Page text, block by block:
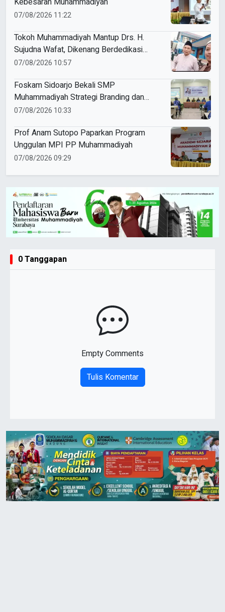
07/08/2026 11:22
Tokoh Muhammadiyah Mantup Drs. H.
Sujudna Wafat, Dikenang Berdedikasi
Kembangkan Dakwah dan Pendidikan
07/08/2026 10:57
Foskam Sidoarjo Bekali SMP
Muhammadiyah Strategi Branding dan
Marketing Sekolah
07/08/2026 10:33
Prof Anam Sutopo Paparkan Program
Unggulan MPI PP Muhammadiyah
07/08/2026 09:29
0 Tanggapan
Empty Comments
Tulis Komentar